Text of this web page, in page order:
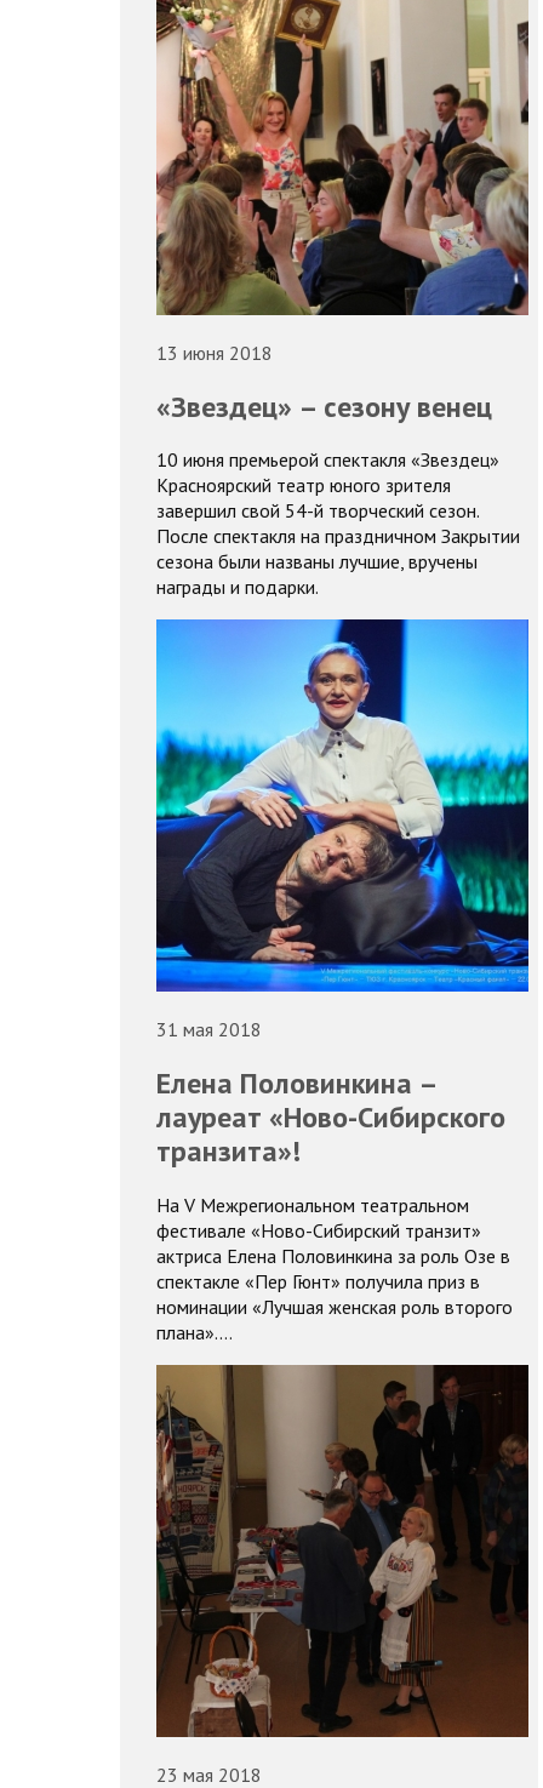
13 июня 2018
«Звездец» – сезону венец
10 июня премьерой спектакля «Звездец»
Красноярский театр юного зрителя
завершил свой 54-й творческий сезон.
После спектакля на праздничном Закрытии
сезона были названы лучшие, вручены
награды и подарки.
31 мая 2018
Елена Половинкина –
лауреат «Ново-Сибирского
транзита»!
На V Межрегиональном театральном
фестивале «Ново-Сибирский транзит»
актриса Елена Половинкина за роль Озе в
спектакле «Пер Гюнт» получила приз в
номинации «Лучшая женская роль второго
плана».…
23 мая 2018